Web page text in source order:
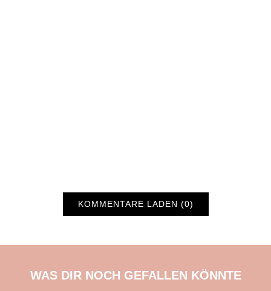
KOMMENTARE LADEN (0)
WAS DIR NOCH GEFALLEN KÖNNTE